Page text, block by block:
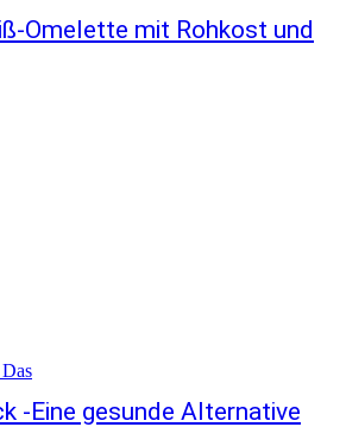
Omelette mit Rohkost und
-Eine gesunde Alternative